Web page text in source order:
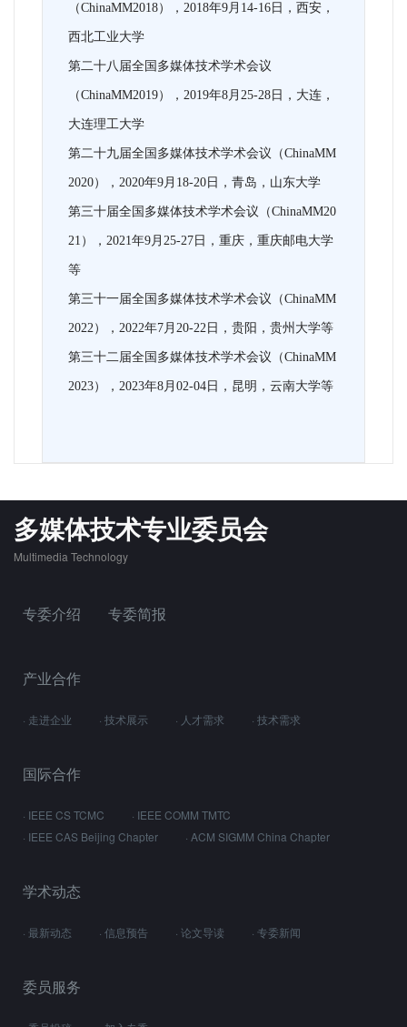
（ChinaMM2018），2018年9月14-16日，西安，
西北工业大学
第二十八届全国多媒体技术学术会议
（ChinaMM2019），2019年8月25-28日，大连，
大连理工大学
第二十九届全国多媒体技术学术会议（ChinaMM
2020），2020年9月18-20日，青岛，山东大学
第三十届全国多媒体技术学术会议（ChinaMM20
21），2021年9月25-27日，重庆，重庆邮电大学
等
第三十一届全国多媒体技术学术会议（ChinaMM
2022），2022年7月20-22日，贵阳，贵州大学等
第三十二届全国多媒体技术学术会议（ChinaMM
2023），2023年8月02-04日，昆明，云南大学等
多媒体技术专业委员会
Multimedia Technology
专委介绍 专委简报
产业合作
· 走进企业 · 技术展示 · 人才需求 · 技术需求
国际合作
· IEEE CS TCMC
· IEEE COMM TMTC
· IEEE CAS Beijing Chapter
· ACM SIGMM China Chapter
学术动态
· 最新动态 · 信息预告 · 论文导读 · 专委新闻
委员服务